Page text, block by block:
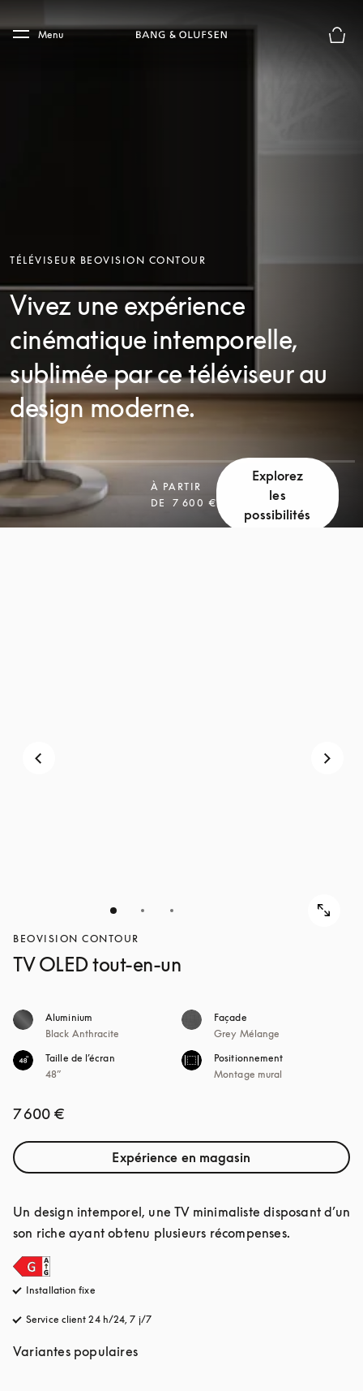
Skip to main footer
Menu
TÉLÉVISEUR BEOVISION CONTOUR
Vivez une expérience
cinématique intemporelle,
sublimée par ce téléviseur au
design moderne.
À PARTIR
DE
7 600 €
Explorez
les
possibilités
BEOVISION CONTOUR
TV OLED tout-en-un
Aluminium
Black Anthracite
Façade
Grey Mélange
Taille de l’écran
48”
Positionnement
Montage mural
7 600 €
Expérience en magasin
Un design intemporel, une TV minimaliste disposant d’un
son riche ayant obtenu plusieurs récompenses.
Installation fixe
Service client 24 h/24, 7 j/7s’ouvre dans un nouvel onglet
Variantes populaires